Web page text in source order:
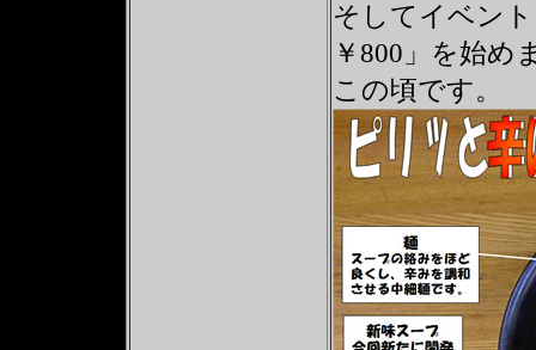
そしてイベン
￥800」を始め
この頃です。